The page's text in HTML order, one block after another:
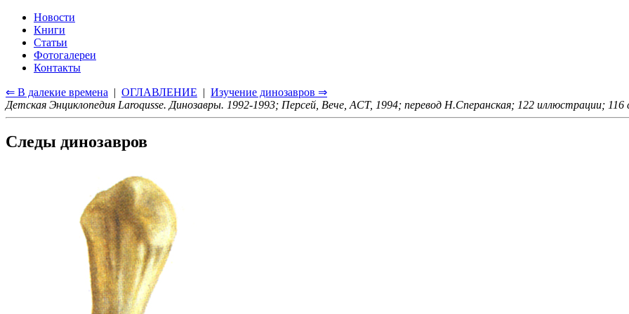
Новости
Книги
Статьи
Фотогалереи
Контакты
⇐ В далекие времена | ОГЛАВЛЕНИЕ | Изучение динозавров ⇒
Детская Энциклопедия Laroqusse. Динозавры. 1992-1993; Персей, Вече, ACT, 1994; перевод Н.Сперанская; 122 иллюстрации; 116
Следы динозавров